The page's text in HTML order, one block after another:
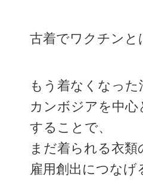
古着でワクチンと
もう着なくなった
カンボジアを中
することで、
まだ着られる衣類
雇用創出につなげ